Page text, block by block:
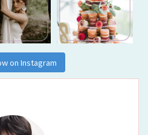
on Instagram